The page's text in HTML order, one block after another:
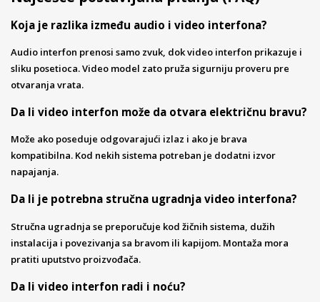
Koja je razlika između audio i video interfona?
Audio interfon prenosi samo zvuk, dok video interfon prikazuje i
sliku posetioca. Video model zato pruža sigurniju proveru pre
otvaranja vrata.
Da li video interfon može da otvara električnu bravu?
Može ako poseduje odgovarajući izlaz i ako je brava
kompatibilna. Kod nekih sistema potreban je dodatni izvor
napajanja.
Da li je potrebna stručna ugradnja video interfona?
Stručna ugradnja se preporučuje kod žičnih sistema, dužih
instalacija i povezivanja sa bravom ili kapijom. Montaža mora
pratiti uputstvo proizvođača.
Da li video interfon radi i noću?